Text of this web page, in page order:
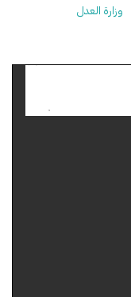
وزارة العدل